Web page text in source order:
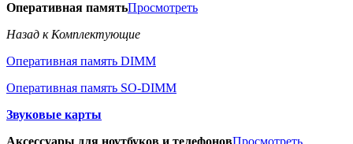
Оперативная памятьПросмотреть
Назад к Комплектующие
Оперативная память DIMM
Оперативная память SO-DIMM
Звуковые карты
Аксессуары для ноутбуков и телефоновПросмотреть